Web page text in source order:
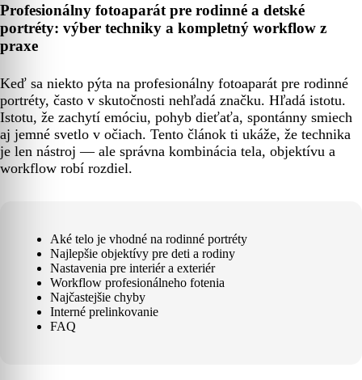
Profesionálny fotoaparát pre rodinné a detské
portréty: výber techniky a kompletný workflow z
praxe
Keď sa niekto pýta na profesionálny fotoaparát pre rodinné
portréty, často v skutočnosti nehľadá značku. Hľadá istotu.
Istotu, že zachytí emóciu, pohyb dieťaťa, spontánny smiech
aj jemné svetlo v očiach. Tento článok ti ukáže, že technika
je len nástroj — ale správna kombinácia tela, objektívu a
workflow robí rozdiel.
Aké telo je vhodné na rodinné portréty
Najlepšie objektívy pre deti a rodiny
Nastavenia pre interiér a exteriér
Workflow profesionálneho fotenia
Najčastejšie chyby
Interné prelinkovanie
FAQ